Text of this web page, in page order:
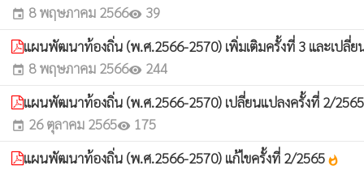
event 8 พฤษภาคม 2566visibility 39
แผนพัฒนาท้องถิ่น (พ.ศ.2566-2570) เพิ่มเติมครั้งที่ 3 และเปลี่ย
event 8 พฤษภาคม 2566visibility 244
แผนพัฒนาท้องถิ่น (พ.ศ.2566-2570) เปลี่ยนแปลงครั้งที่ 2/
event 26 ตุลาคม 2565visibility 175
แผนพัฒนาท้องถิ่น (พ.ศ.2566-2570) แก้ไขครั้งที่ 2/2565 whatshot